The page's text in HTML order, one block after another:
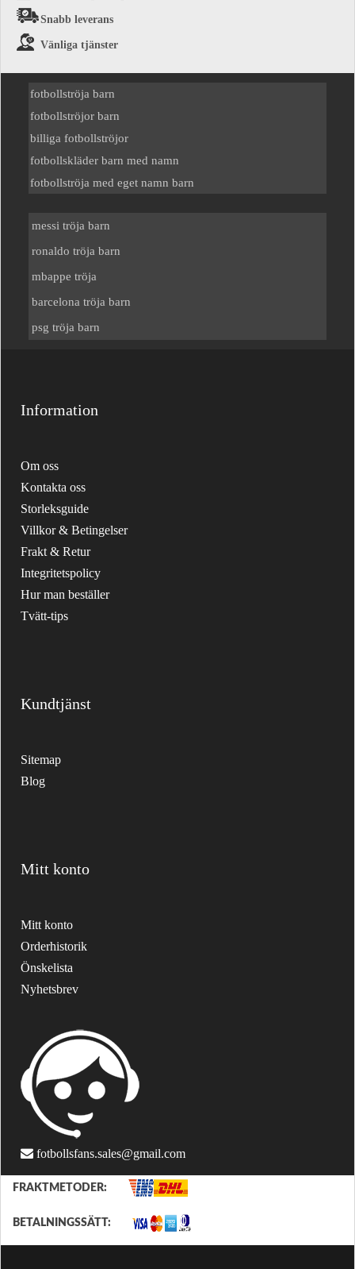
Snabb leverans
Vänliga tjänster
fotbollströja barn
fotbollströjor barn
billiga fotbollströjor
fotbollskläder barn med namn
fotbollströja med eget namn barn
messi tröja barn
ronaldo tröja barn
mbappe tröja
barcelona tröja barn
psg tröja barn
Information
Om oss
Kontakta oss
Storleksguide
Villkor & Betingelser
Frakt & Retur
Integritetspolicy
Hur man beställer
Tvätt-tips
Kundtjänst
Sitemap
Blog
Mitt konto
Mitt konto
Orderhistorik
Önskelista
Nyhetsbrev
fotbollsfans.sales@gmail.com
FRAKTMETODER:
BETALNINGSSÄTT: